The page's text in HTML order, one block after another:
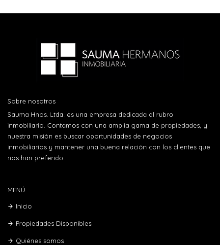
Sobre nosotros
Sauma Hnos. Ltda. es una empresa dedicada al rubro
inmobiliario. Contamos con una amplia gama de propiedades, y
nuestra misión es buscar oportunidades de negocios
inmobiliarios y mantener una buena relación con los clientes que
nos han preferido.
MENÚ
Inicio
Propiedades Disponibles
Quiénes somos